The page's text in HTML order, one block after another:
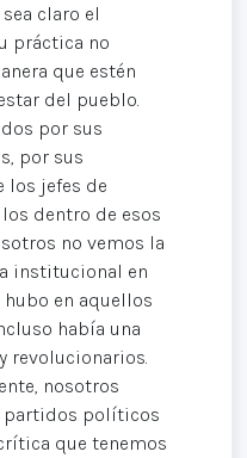
claro el
práctica no
que estén
del pueblo.
por sus
por sus
los jefes de
dentro de esos
no vemos la
institucional en
hubo en aquellos
había una
revolucionarios.
nosotros
partidos políticos
que tenemos